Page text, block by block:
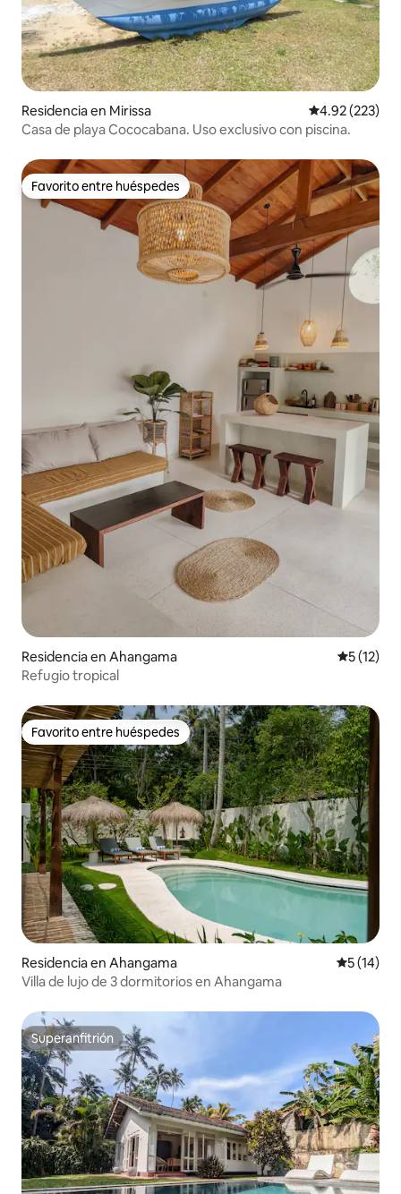
Residencia en Mirissa Calificación
4.92 (223)
Casa de playa Cococabana. Uso exclusivo con piscina.
Favorito entre huéspedes
Favorito entre huéspedes
Residencia en Ahangama
5 (12)
Refugio tropical
Favorito entre huéspedes
Favorito entre huéspedes
Residencia en Ahangama
5 (14)
Villa de lujo de 3 dormitorios en Ahangama
Superanfitrión
Superanfitrión